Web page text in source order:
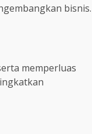
bisnis.
memperluas